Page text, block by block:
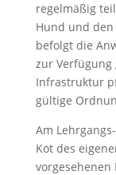
regelmäßig
Hund und
befolgt die
zur
Infrastruktur
gültige
Am
Kot des
vorgesehenen